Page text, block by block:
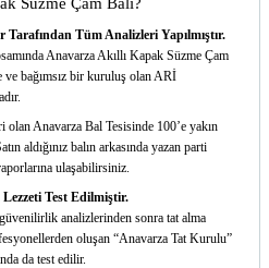
Tarafından Tüm Analizleri Yapılmıştır.
Anavarza Akıllı Kapak Süzme Çam
ve bağımsız bir kuruluş olan ARİ
Anavarza Bal Tesisinde 100’e yakın
aldığınız balın arkasında yazan parti
ulaşabilirsiniz.
Test Edilmiştir.
analizlerinden sonra tat alma
oluşan “Anavarza Tat Kurulu”
da test edilir.